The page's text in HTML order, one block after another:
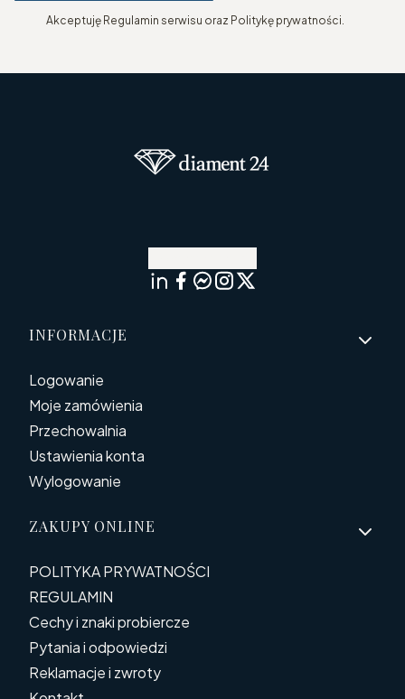
Akceptuję Regulamin serwisu oraz Politykę prywatności.
Linki w stopce
INFORMACJE
Logowanie
Moje zamówienia
Przechowalnia
Ustawienia konta
Wylogowanie
ZAKUPY ONLINE
POLITYKA PRYWATNOŚCI
REGULAMIN
Cechy i znaki probiercze
Pytania i odpowiedzi
Reklamacje i zwroty